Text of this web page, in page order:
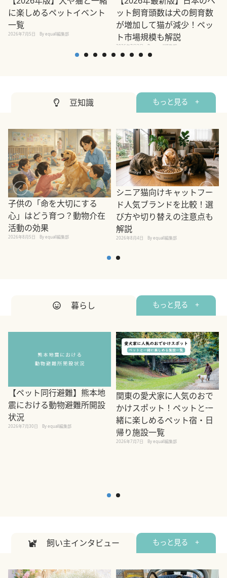
に楽しめるペットイベント
一覧
2026年7月5日 By equall編集部
ット飼育頭数は犬の飼育数
が増加して猫が減少！ペッ
ト市場規模も解説
2026年7月3日 By equall編集部
豆知識 もっと見る +
子供の「命を大切にする
心」はどう育つ？動物介在
活動の効果
2026年8月5日 By equall編集部
シニア猫向けキャットフー
ド人気ブランドを比較！選
び方や切り替えの注意点も
解説
2026年8月4日 By equall編集部
暮らし もっと見る +
【ペット同行避難】熊本地
震における動物避難所開設
状況
2026年7月30日 By equall編集部
関東の愛犬家に人気のおで
かけスポット！ペットと一
緒に楽しめるペット宿・日
帰り施設一覧
2026年7月7日 By equall編集部
飼い主インタビュー もっと見る +